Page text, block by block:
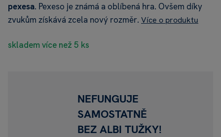
pexesa. Pexeso je známá a oblíbená hra. Ovšem díky
zvukům získává zcela nový rozměr. Více o produktu
skladem více než 5 ks
NEFUNGUJE
SAMOSTATNĚ
BEZ ALBI TUŽKY!